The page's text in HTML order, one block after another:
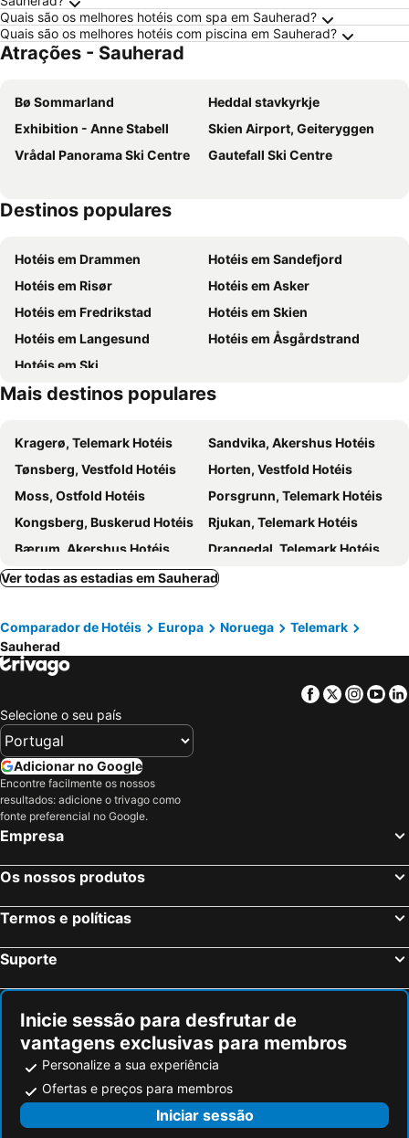
Quais são os melhores hotéis com spa em Sauherad?
Quais são os melhores hotéis com piscina em Sauherad?
Atrações - Sauherad
Bø Sommarland
Heddal stavkyrkje
Exhibition - Anne Stabell
Skien Airport, Geiteryggen
Vrådal Panorama Ski Centre
Gautefall Ski Centre
Destinos populares
Hotéis em Drammen
Hotéis em Sandefjord
Hotéis em Risør
Hotéis em Asker
Hotéis em Fredrikstad
Hotéis em Skien
Hotéis em Langesund
Hotéis em Åsgårdstrand
Hotéis em Ski
Mais destinos populares
Kragerø, Telemark Hotéis
Sandvika, Akershus Hotéis
Tønsberg, Vestfold Hotéis
Horten, Vestfold Hotéis
Moss, Ostfold Hotéis
Porsgrunn, Telemark Hotéis
Kongsberg, Buskerud Hotéis
Rjukan, Telemark Hotéis
Bærum, Akershus Hotéis
Drangedal, Telemark Hotéis
Vrådal, Telemark Hotéis
Morgedal, Telemark Hotéis
Holmsbu, Buskerud Hotéis
Fyresdal, Telemark Hotéis
Dalen, Telemark Hotéis
Røyken, Buskerud Hotéis
Drøbak, Akershus Hotéis
Risør, Aust-Agder Hotéis
Skien, Telemark Hotéis
Langesund, Telemark Hotéis
Tromsø, Troms Hotéis
Trondheim, Sor-Trondelag Hotéis
Bodø, Nordland Hotéis
Flam, Sogn og Fjordane Hotéis
Ver todas as estadias em Sauherad
Comparador de Hotéis Europa Noruega
Telemark
Sauherad
Facebook
Twitter
Selecione o seu país
Adicionar no Google
Encontre facilmente os nossos
resultados: adicione o trivago como
fonte preferencial no Google.
Empresa
Os nossos produtos
Termos e políticas
Suporte
Inicie sessão para desfrutar de
vantagens exclusivas para membros
Personalize a sua experiência
Ofertas e preços para membros
Iniciar sessão